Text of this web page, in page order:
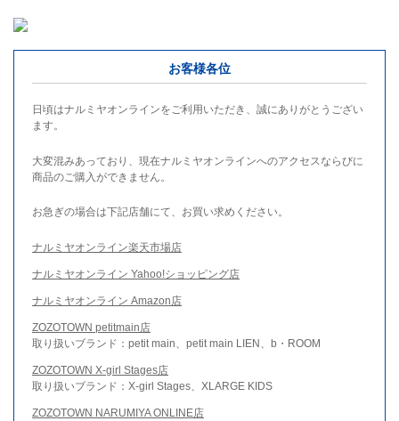
お客様各位
日頃はナルミヤオンラインをご利用いただき、誠にありがとうござい
ます。
大変混みあっており、現在ナルミヤオンラインへのアクセスならびに
商品のご購入ができません。
お急ぎの場合は下記店舗にて、お買い求めください。
ナルミヤオンライン楽天市場店
ナルミヤオンライン Yahoo!ショッピング店
ナルミヤオンライン Amazon店
ZOZOTOWN petitmain店
取り扱いブランド：petit main、petit main LIEN、b・ROOM
ZOZOTOWN X-girl Stages店
取り扱いブランド：X-girl Stages、XLARGE KIDS
ZOZOTOWN NARUMIYA ONLINE店